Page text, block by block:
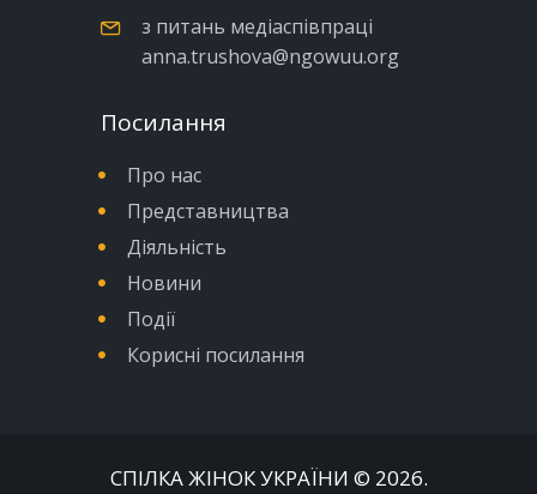
з питань медіаспівпраці
anna.trushova@ngowuu.org
Посилання
Про нас
Представництва
Діяльність
Новини
Події
Корисні посилання
СПІЛКА ЖІНОК УКРАЇНИ © 2026.